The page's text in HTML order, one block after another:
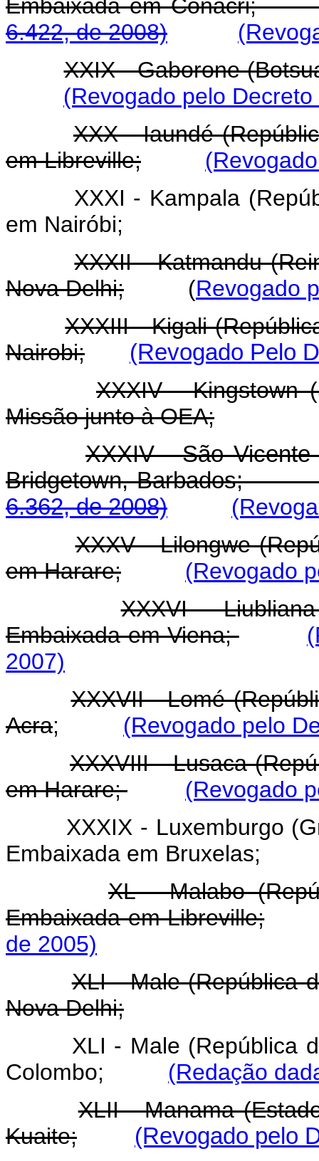
Embaixada em
6.422, de 2008)
XXIX - Gaborone
(Revogado pelo
XXX - Iaundé
em Libreville;
XXXI - Kampala
em Nairóbi;
XXXII - Katmandu
Nova Delhi;
(Revogado
XXXIII - Kigali
Nairobi;
(Revogado Pelo
XXXIV - Kingstown
Missão junto à OEA;
XXXIV - São
Bridgetown,
6.362, de 2008)
XXXV - Lilongwe
em Harare;
(Revogado
XXXVI -
Embaixada em Viena;
2007)
XXXVII - Lomé
Acra;
(Revogado pelo
XXXVIII - Lusaca
em Harare;
(Revogado
XXXIX - Luxemburgo
Embaixada em Bruxelas;
XL - Malabo
Embaixada em Libreville;
de 2005)
XLI - Male (República
Nova Delhi;
XLI - Male (República
Colombo;
(Redação
XLII - Manama
Kuaite;
(Revogado pelo